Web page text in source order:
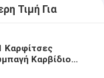
Τιμή Για
Καρφίτσες
Καρβίδιο